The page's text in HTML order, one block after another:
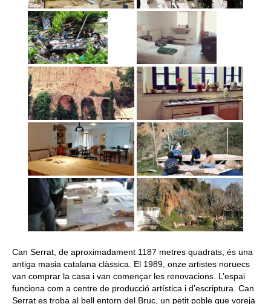
Can Serrat, de aproximadament 1187 metres quadrats, és una
antiga masia catalana clàssica. El 1989, onze artistes noruecs
van comprar la casa i van començar les renovacions. L’espai
funciona com a centre de producció artística i d’escriptura. Can
Serrat es troba al bell entorn del Bruc, un petit poble que voreja